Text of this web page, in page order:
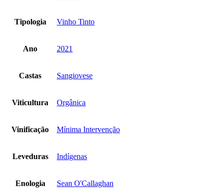
Tipologia Vinho Tinto
Ano 2021
Castas Sangiovese
Viticultura Orgânica
Vinificação Mínima Intervenção
Leveduras Indígenas
Enologia Sean O'Callaghan